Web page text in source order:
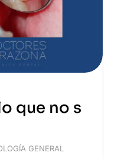
que no s
GENERAL